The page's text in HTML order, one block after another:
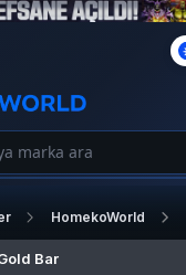
HomekoWorld
Bar